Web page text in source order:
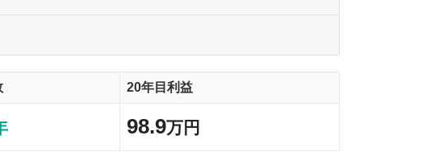
20年目利益
98.9万円